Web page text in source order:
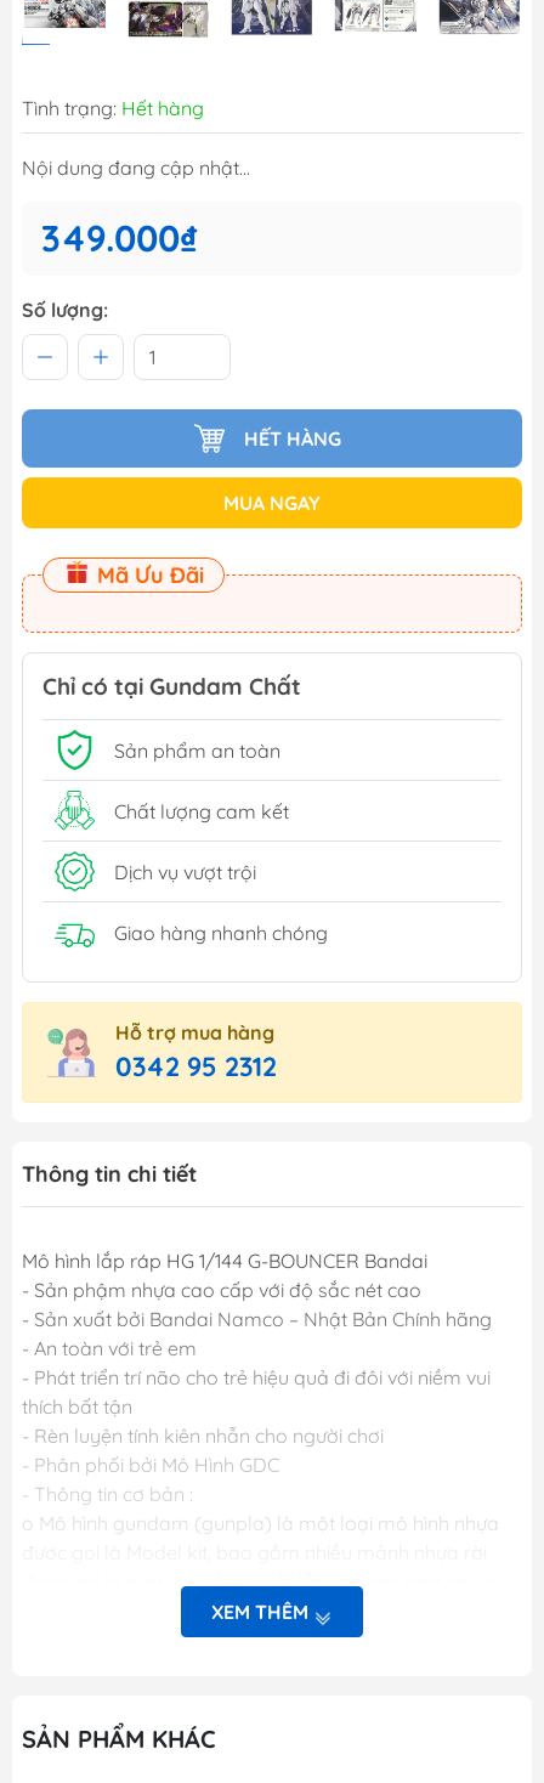
Tình trạng: Hết hàng
Nội dung đang cập nhật...
349.000₫
Số lượng:
HẾT HÀNG
MUA NGAY
Mã Ưu Đãi
Chỉ có tại Gundam Chất
Sản phẩm an toàn
Chất lượng cam kết
Dịch vụ vượt trội
Giao hàng nhanh chóng
Hỗ trợ mua hàng
0342 95 2312
Thông tin chi tiết
Mô hình lắp ráp HG 1/144 G-BOUNCER Bandai
- Sản phậm nhựa cao cấp với độ sắc nét cao
- Sản xuất bởi Bandai Namco – Nhật Bản Chính hãng
- An toàn với trẻ em
- Phát triển trí não cho trẻ hiệu quả đi đôi với niềm vui
thích bất tận
- Rèn luyện tính kiên nhẫn cho người chơi
- Phân phối bởi Mô Hình GDC
- Thông tin cơ bản :
o Mô hình gundam (gunpla) là một loại mô hình nhựa
được gọi là part (bộ phận), khi lắp ráp các part lại với
nhau sẽ được mô hình hoàn chỉnh. Các mảnh nhựa rời
này được gắn trên khung nhựa gọi là runner. Mỗi một
trong giới thiệu sơ lược về mẫu Gundam trong hộp và
phần hướng dẫn cách lắp ráp.
XEM THÊM
SẢN PHẨM KHÁC